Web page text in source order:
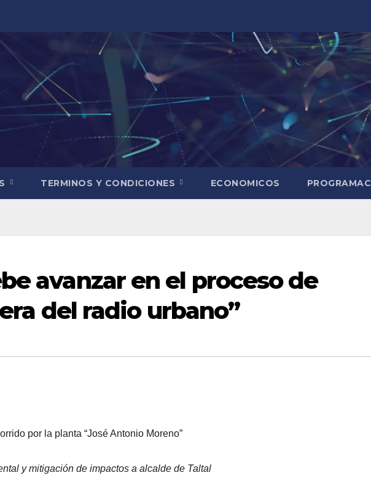
TERMINOS Y CONDICIONES ECONOMICOS
avanzar en el proceso de
del radio urbano”
por la planta “José Antonio Moreno”
y mitigación de impactos a alcalde de Taltal